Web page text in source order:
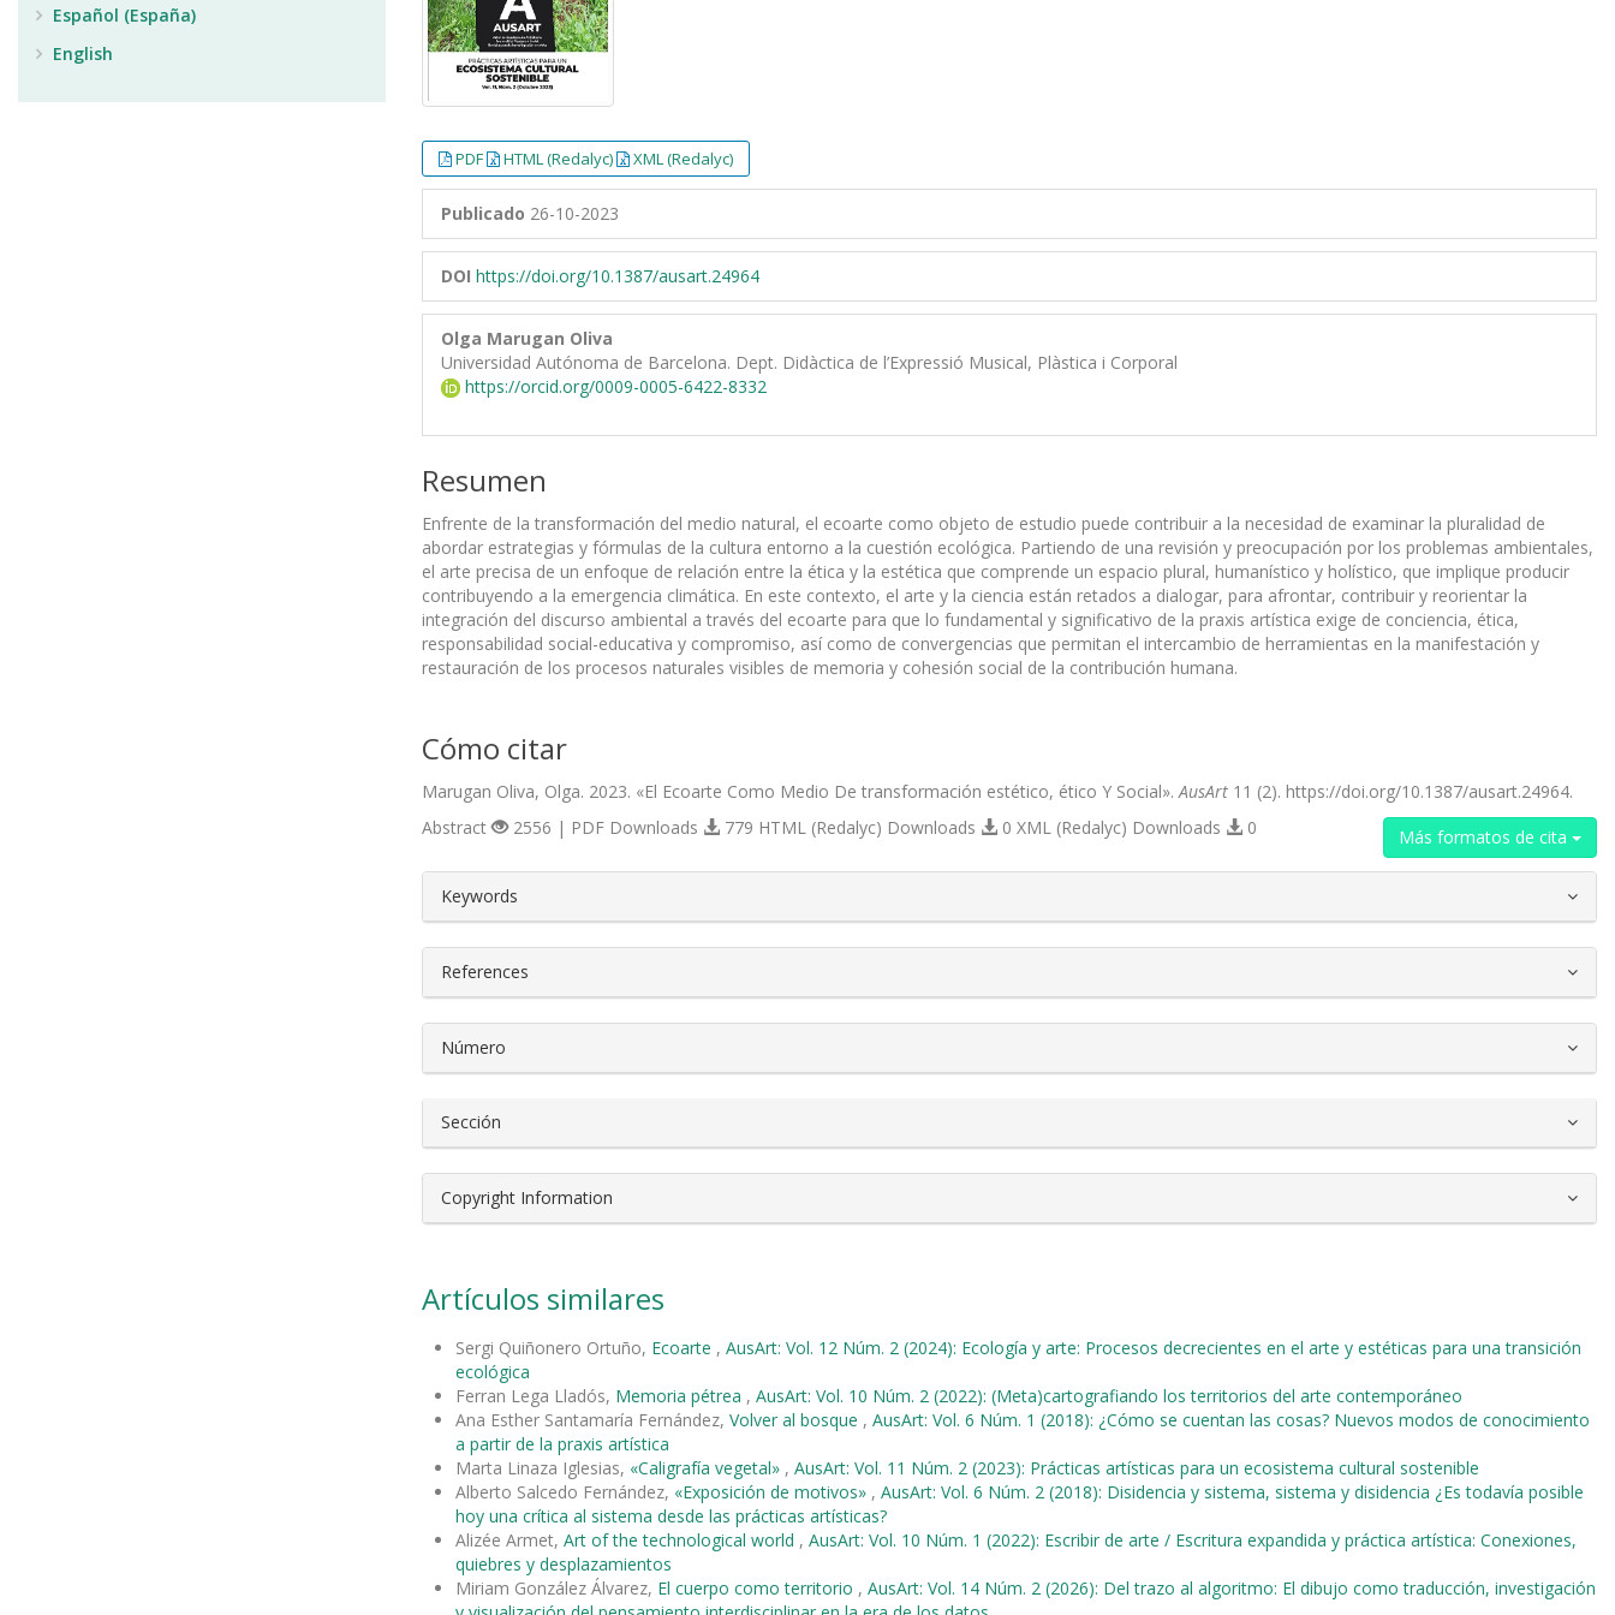
PDF HTML (Redalyc) XML (Redalyc)
Publicado 26-10-2023
DOI https://doi.org/10.1387/ausart.24964
Olga Marugan Oliva
Universidad Autónoma de Barcelona. Dept. Didàctica de l’Expressió Musical, Plàstica i Corporal
https://orcid.org/0009-0005-6422-8332
Resumen
Enfrente de la transformación del medio natural, el ecoarte como objeto de estudio puede contribuir a la necesidad de examinar la pluralidad de
abordar estrategias y fórmulas de la cultura entorno a la cuestión ecológica. Partiendo de una revisión y preocupación por los problemas ambientales,
el arte precisa de un enfoque de relación entre la ética y la estética que comprende un espacio plural, humanístico y holístico, que implique producir
contribuyendo a la emergencia climática. En este contexto, el arte y la ciencia están retados a dialogar, para afrontar, contribuir y reorientar la
integración del discurso ambiental a través del ecoarte para que lo fundamental y significativo de la praxis artística exige de conciencia, ética,
responsabilidad social-educativa y compromiso, así como de convergencias que permitan el intercambio de herramientas en la manifestación y
restauración de los procesos naturales visibles de memoria y cohesión social de la contribución humana.
Cómo citar
Marugan Oliva, Olga. 2023. «El Ecoarte Como Medio De transformación estético, ético Y Social». AusArt 11 (2). https://doi.org/10.1387/ausart.24964.
Más formatos de cita
Abstract 2556 | PDF Downloads 779 HTML (Redalyc) Downloads 0 XML (Redalyc) Downloads 0
##plugins.themes.bootstrap3.article.details##
Keywords
References
Número
Sección
Copyright Information
Artículos similares
Sergi Quiñonero Ortuño, Ecoarte , AusArt: Vol. 12 Núm. 2 (2024): Ecología y arte: Procesos decrecientes en el arte y estéticas para una transición
ecológica
Ferran Lega Lladós, Memoria pétrea , AusArt: Vol. 10 Núm. 2 (2022): (Meta)cartografiando los territorios del arte contemporáneo
Ana Esther Santamaría Fernández, Volver al bosque , AusArt: Vol. 6 Núm. 1 (2018): ¿Cómo se cuentan las cosas? Nuevos modos de conocimiento
a partir de la praxis artística
Marta Linaza Iglesias, «Caligrafía vegetal» , AusArt: Vol. 11 Núm. 2 (2023): Prácticas artísticas para un ecosistema cultural sostenible
Alberto Salcedo Fernández, «Exposición de motivos» , AusArt: Vol. 6 Núm. 2 (2018): Disidencia y sistema, sistema y disidencia ¿Es todavía posible
hoy una crítica al sistema desde las prácticas artísticas?
Alizée Armet, Art of the technological world , AusArt: Vol. 10 Núm. 1 (2022): Escribir de arte / Escritura expandida y práctica artística: Conexiones,
quiebres y desplazamientos
Miriam González Álvarez, El cuerpo como territorio , AusArt: Vol. 14 Núm. 2 (2026): Del trazo al algoritmo: El dibujo como traducción, investigación
Español (España)
English